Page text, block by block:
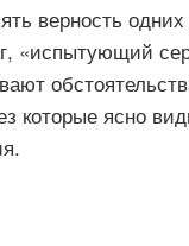
верность
«испытующий
которые ясно